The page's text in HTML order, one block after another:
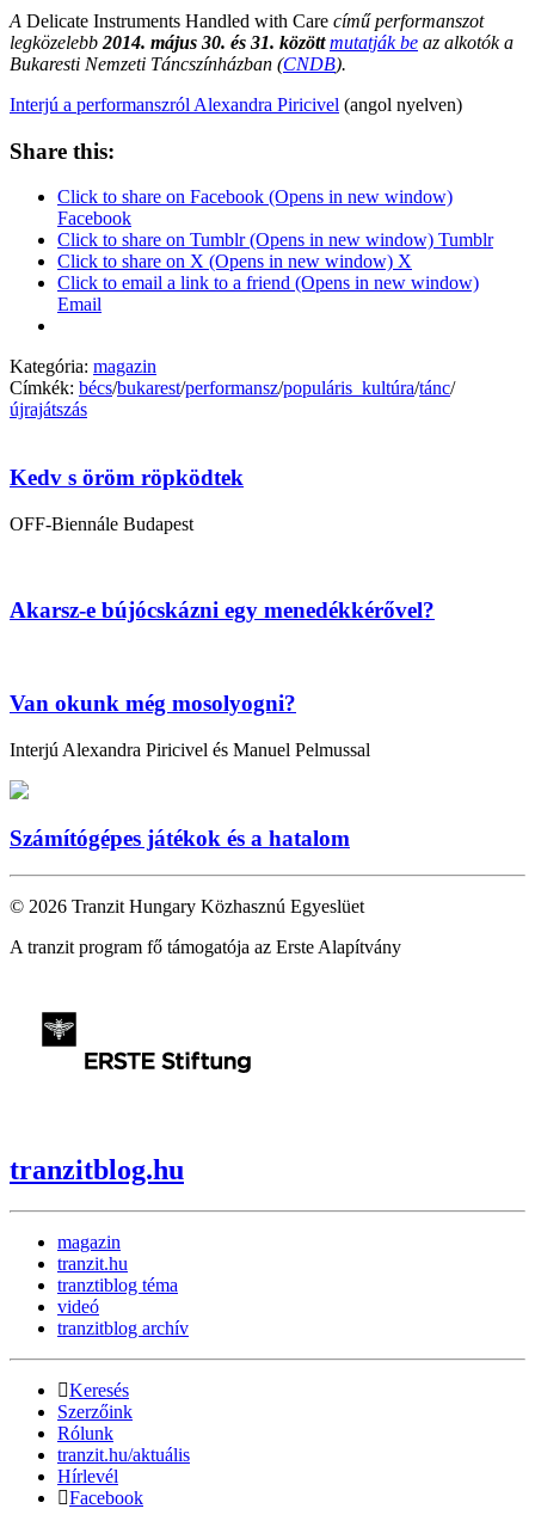
A Delicate Instruments Handled with Care című performanszot
legközelebb 2014. május 30. és 31. között mutatják be az alkotók a
Bukaresti Nemzeti Táncszínházban (CNDB).
Interjú a performanszról Alexandra Piricivel (angol nyelven)
Share this:
Click to share on Facebook (Opens in new window)
Facebook
Click to share on Tumblr (Opens in new window) Tumblr
Click to share on X (Opens in new window) X
Click to email a link to a friend (Opens in new window)
Email
Kategória: magazin
Címkék: bécs/bukarest/performansz/populáris_kultúra/tánc/
újrajátszás
Kedv s öröm röpködtek
OFF-Biennále Budapest
Akarsz-e bújócskázni egy menedékkérővel?
Van okunk még mosolyogni?
Interjú Alexandra Piricivel és Manuel Pelmussal
Számítógépes játékok és a hatalom
© 2026 Tranzit Hungary Közhasznú Egyeslüet
A tranzit program fő támogatója az Erste Alapítvány
tranzitblog.hu
magazin
tranzit.hu
tranztiblog téma
videó
tranzitblog archív
Keresés
Szerzőink
Rólunk
tranzit.hu/aktuális
Hírlevél
Facebook